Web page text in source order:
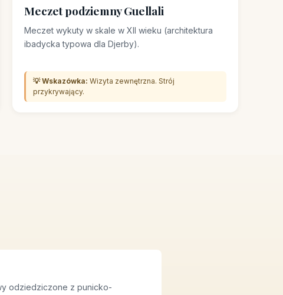
Meczet podziemny Guellali
Meczet wykuty w skale w XII wieku (architektura
ibadycka typowa dla Djerby).
💡 Wskazówka: Wizyta zewnętrzna. Strój
przykrywający.
odziedziczone z punicko-